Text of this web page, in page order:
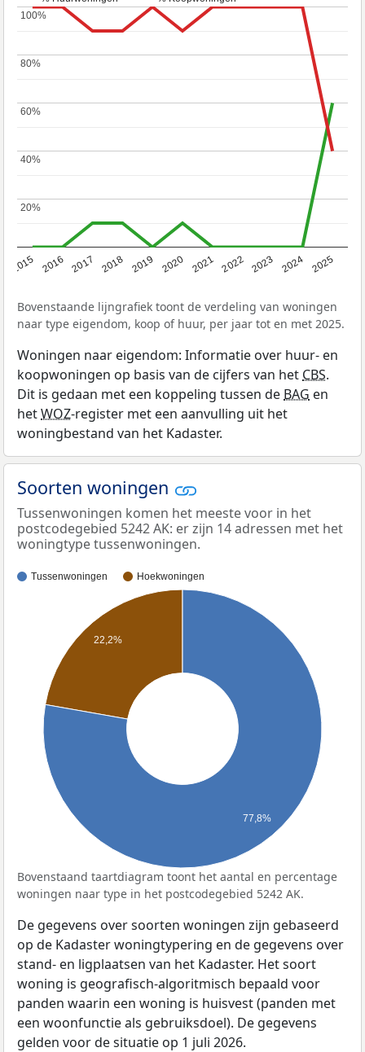
2015 2016 2017 2018 2019 2020 2021 2022 2023 2024 2025
20%
20%
40%
40%
60%
60%
80%
80%
100%
100%
Bovenstaande lijngrafiek toont de verdeling van woningen
naar type eigendom, koop of huur, per jaar tot en met 2025.
Woningen naar eigendom: Informatie over huur- en
koopwoningen op basis van de cijfers van hetCBS.
Dit is gedaan met een koppeling tussen deBAG en
hetWOZ-register met een aanvulling uit het
woningbestand van het Kadaster.
Soorten woningen
Tussenwoningen komen het meeste voor in het
postcodegebied 5242 AK: er zijn 14 adressen met het
woningtype tussenwoningen.
Tussenwoningen Hoekwoningen
22,2%
77,8%
Bovenstaand taartdiagram toont het aantal en percentage
woningen naar type in het postcodegebied 5242 AK.
De gegevens over soorten woningen zijn gebaseerd
op de Kadaster woningtypering en de gegevens over
stand- en ligplaatsen van het Kadaster. Het soort
woning is geografisch-algoritmisch bepaald voor
panden waarin een woning is huisvest (panden met
een woonfunctie als gebruiksdoel). De gegevens
gelden voor de situatie op 1 juli 2026.